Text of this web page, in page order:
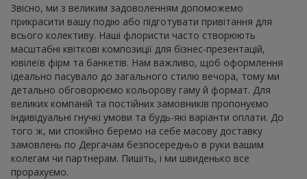
Звісно, ми з великим задоволенням допоможемо
прикрасити вашу подію або підготувати привітання для
всього колективу. Наші флористи часто створюють
масштабні квіткові композиції для бізнес-презентацій,
ювілеїв фірм та банкетів. Нам важливо, щоб оформлення
ідеально пасувало до загального стилю вечора, тому ми
детально обговорюємо кольорову гаму й формат. Для
великих компаній та постійних замовників пропонуємо
індивідуальні гнучкі умови та будь-які варіанти оплати. До
того ж, ми спокійно беремо на себе масову доставку
замовлень по Дергачам безпосередньо в руки вашим
колегам чи партнерам. Пишіть, і ми швиденько все
прорахуємо.